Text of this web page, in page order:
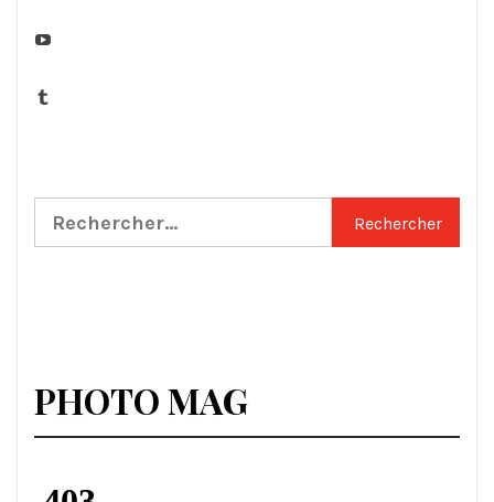
YouTube
Tumblr
Rechercher :
PHOTO MAG